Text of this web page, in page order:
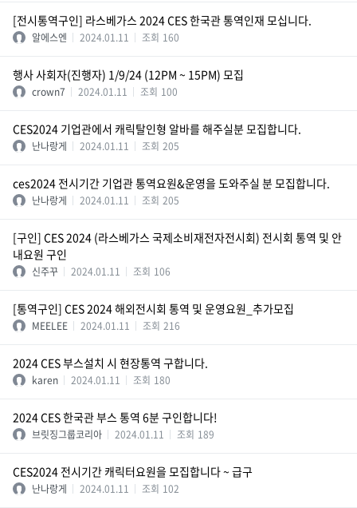
[전시통역구인] 라스베가스 2024 CES 한국관 통역인재 모십니다.
알에스엔 2024.01.11 조회 160
행사 사회자(진행자) 1/9/24 (12PM ~ 15PM) 모집
crown7 2024.01.11 조회 100
CES2024 기업관에서 캐릭탈인형 알바를 해주실분 모집합니다.
난나랑게 2024.01.11 조회 205
ces2024 전시기간 기업관 통역요원&운영을 도와주실 분 모집합니다.
난나랑게 2024.01.11 조회 205
[구인] CES 2024 (라스베가스 국제소비재전자전시회) 전시회 통역 및 안
내요원 구인
신주꾸 2024.01.11 조회 106
[통역구인] CES 2024 해외전시회 통역 및 운영요원_추가모집
MEELEE 2024.01.11 조회 216
2024 CES 부스설치 시 현장통역 구합니다.
karen 2024.01.11 조회 180
2024 CES 한국관 부스 통역 6분 구인합니다!
브릿징그룹코리아 2024.01.11 조회 189
CES2024 전시기간 캐릭터요원을 모집합니다 ~ 급구
난나랑게 2024.01.11 조회 102